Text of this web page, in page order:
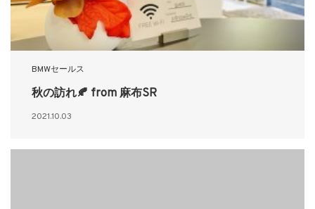
BMWセールス
秋の訪れ🍂 from 麻布SR
2021.10.03